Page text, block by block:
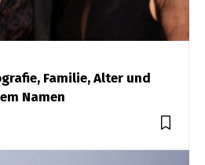
Familie, Alter und
Namen